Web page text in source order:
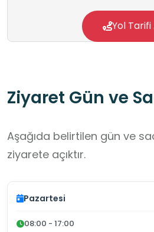
Yol Tarifi
Ziyaret Gün ve
Aşağıda belirtilen gün ve
ziyarete açıktır.
Pazartesi
08:00 - 17:00